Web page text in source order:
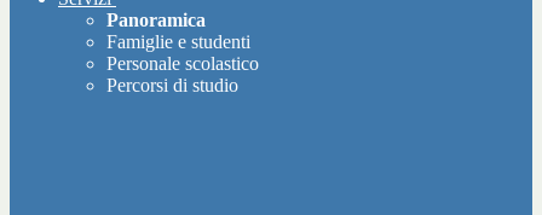
Panoramica
Famiglie e studenti
Personale scolastico
Percorsi di studio